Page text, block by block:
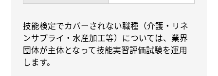
技能検定でカバーされない職種（介護・リネ
ンサプライ・水産加工等）については、業界
団体が主体となって技能実習評価試験を運用
します。